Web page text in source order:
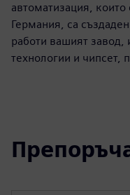
автоматизация,
Германия, са
работи вашият завод,
технологии и чипсет,